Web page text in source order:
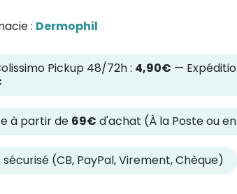
: Dermophil
Pickup 48/72h : 4,90€ —
à partir de 69€ d'achat (À la Poste ou
sécurisé (CB, PayPal, Virement, Chèque)